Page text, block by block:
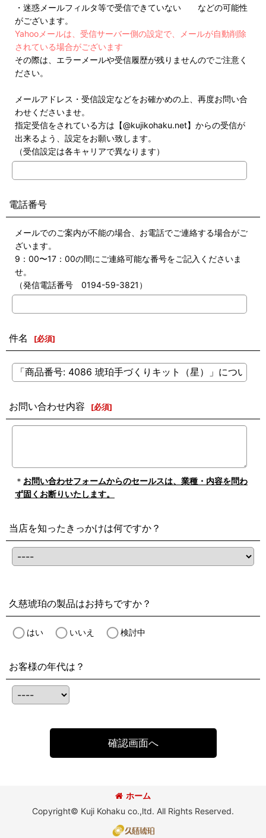
・迷惑メールフィルタ等で受信できていない などの可能性
がございます。
Yahooメールは、受信サーバー側の設定で、メールが自動削除
されている場合がございます
その際は、エラーメールや受信履歴が残りませんのでご注意く
ださい。
メールアドレス・受信設定などをお確かめの上、再度お問い合
わせくださいませ。
指定受信をされている方は【@kujikohaku.net】からの受信が
出来るよう、設定をお願い致します。
（受信設定は各キャリアで異なります）
電話番号
メールでのご案内が不能の場合、お電話でご連絡する場合がご
ざいます。
9：00〜17：00の間にご連絡可能な番号をご記入くださいま
せ。
（発信電話番号 0194-59-3821）
件名 [必須]
お問い合わせ内容 [必須]
＊ お問い合わせフォームからのセールスは、業種・内容を問わ
ず固くお断りいたします。
当店を知ったきっかけは何ですか？
久慈琥珀の製品はお持ちですか？
はい いいえ 検討中
お客様の年代は？
確認画面へ
ホーム
Copyright© Kuji Kohaku co.,ltd. All Rights Reserved.